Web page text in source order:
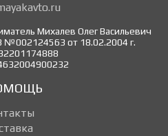
Михалев Олег Васильевич
№002124563 от 18.02.2004 г.